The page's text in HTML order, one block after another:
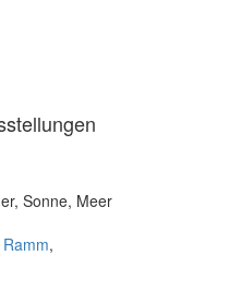
Sonne, Meer
,